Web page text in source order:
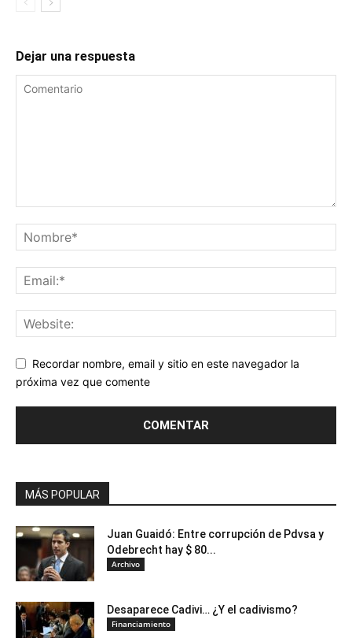
Dejar una respuesta
Recordar nombre, email y sitio en este navegador la
próxima vez que comente
MÁS POPULAR
Juan Guaidó: Entre corrupción de Pdvsa y
Odebrecht hay $ 80...
Archivo
Desaparece Cadivi… ¿Y el cadivismo?
Financiamiento